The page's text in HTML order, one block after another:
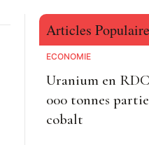
Articles
ECONOMIE
Uranium en RDC
000 tonnes
cobalt